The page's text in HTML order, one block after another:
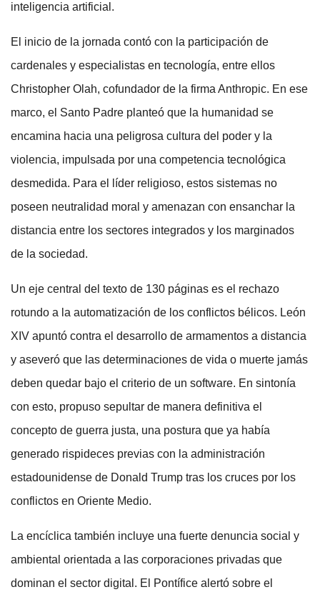
inteligencia artificial.
El inicio de la jornada contó con la participación de
cardenales y especialistas en tecnología, entre ellos
Christopher Olah, cofundador de la firma Anthropic. En ese
marco, el Santo Padre planteó que la humanidad se
encamina hacia una peligrosa cultura del poder y la
violencia, impulsada por una competencia tecnológica
desmedida. Para el líder religioso, estos sistemas no
poseen neutralidad moral y amenazan con ensanchar la
distancia entre los sectores integrados y los marginados
de la sociedad.
Un eje central del texto de 130 páginas es el rechazo
rotundo a la automatización de los conflictos bélicos. León
XIV apuntó contra el desarrollo de armamentos a distancia
y aseveró que las determinaciones de vida o muerte jamás
deben quedar bajo el criterio de un software. En sintonía
con esto, propuso sepultar de manera definitiva el
concepto de guerra justa, una postura que ya había
generado rispideces previas con la administración
estadounidense de Donald Trump tras los cruces por los
conflictos en Oriente Medio.
La encíclica también incluye una fuerte denuncia social y
ambiental orientada a las corporaciones privadas que
dominan el sector digital. El Pontífice alertó sobre el